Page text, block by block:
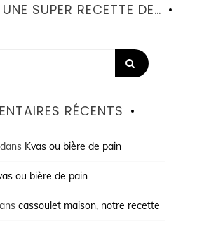
SUPER RECETTE DE…
RÉCENTS
Kvas ou bière de pain
ou bière de pain
cassoulet maison, notre recette